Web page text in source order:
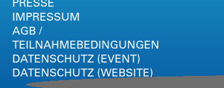
PRESSE
IMPRESSUM
AGB /
TEILNAHMEBEDINGUNGEN
DATENSCHUTZ (EVENT)
DATENSCHUTZ (WEBSITE)